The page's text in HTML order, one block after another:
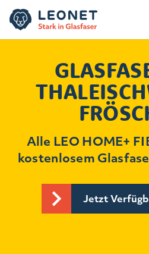
Alle LEO HOME+
kostenlosem
Jetzt